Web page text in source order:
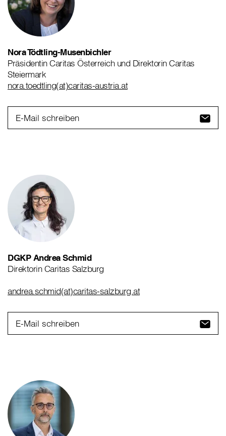
Nora Tödtling-Musenbichler
Präsidentin Caritas Österreich und Direktorin Caritas
Steiermark
nora.toedtling(at)caritas-austria.at
E-Mail schreiben
DGKP Andrea Schmid
Direktorin Caritas Salzburg
andrea.schmid(at)caritas-salzburg.at
E-Mail schreiben